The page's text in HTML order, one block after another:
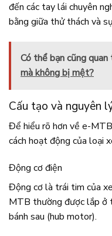
đến các tay lái chuyên
bằng giữa thử thách và
Có thể bạn cũng quan
mà không bị mệt?
Cấu tạo và nguyên
Để hiểu rõ hơn về e-
cách hoạt động của loại
Động cơ điện
Động cơ là trái tim của
MTB thường được lắp ở
bánh sau (hub motor).